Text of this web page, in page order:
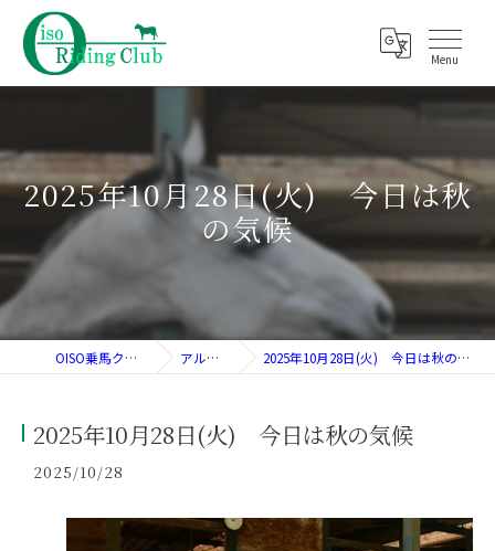
2025年10月28日(火) 今日は秋
の気候
OISO乗馬クラブ アルバム 2025年10月28日(火) 今日は秋の気候
2025年10月28日(火) 今日は秋の気候
2025/10/28